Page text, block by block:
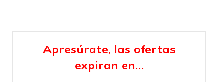
Apresúrate, las ofertas
expiran en…